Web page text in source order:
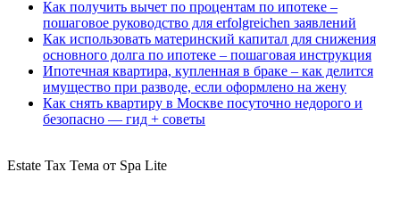
Как получить вычет по процентам по ипотеке –
пошаговое руководство для erfolgreichen заявлений
Как использовать материнский капитал для снижения
основного долга по ипотеке – пошаговая инструкция
Ипотечная квартира, купленная в браке – как делится
имущество при разводе, если оформлено на жену
Как снять квартиру в Москве посуточно недорого и
безопасно — гид + советы
Estate Tax Тема от Spa Lite